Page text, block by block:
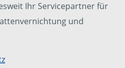
Ihr Servicepartner für
und